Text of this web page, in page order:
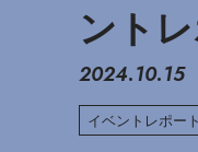
ント
2024.10.15
イベントレポート